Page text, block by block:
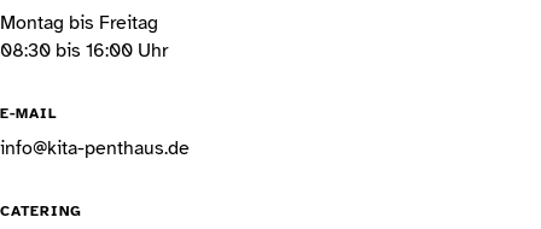
Montag bis Freitag
08:30 bis 16:00 Uhr
E-MAIL
info@kita-penthaus.de
CATERING